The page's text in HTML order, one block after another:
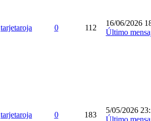
tarjetaroja 0 112
16/06/2026
Último
tarjetaroja 0 183
5/05/2026
Último